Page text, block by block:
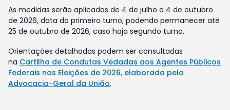
As medidas serão aplicadas de 4 de julho a 4 de outubro
de 2026, data do primeiro turno, podendo permanecer até
25 de outubro de 2026, caso haja segundo turno.
Orientações detalhadas podem ser consultadas
na Cartilha de Condutas Vedadas aos Agentes Públicos
Federais nas Eleições de 2026, elaborada pela
Advocacia-Geral da União.